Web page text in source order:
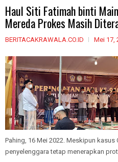
Haul Siti Fatimah binti
Mereda Prokes Masih
BERITACAKRAWALA.CO.ID Mei 17,
Pahing, 16 Mei 2022. Meskipun
penyelenggara tetap menerapkan